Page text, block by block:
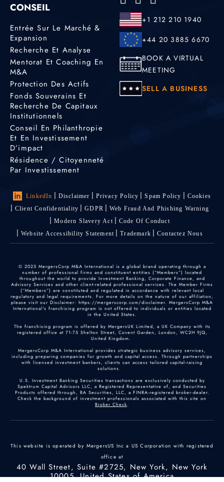
CONSEIL
Entrée Sur Le Marché &
Expansion
Recherche Et Analyse
Mentorat Et Coaching En
M&A
Protection Des Actifs
Fonds Souverains Et
Recherche De Capitaux
Institutionnels
Conseil En Philanthropie
Et En Investissement
D’impact
Résidence / Citoyenneté
Par Investissement
+1 212 210 1940
+44 20 3885 6670
BOOK A VIRTUAL
MEETING
SELL A BUSINESS
LinkedIn Disclaimer Privacy Policy Spam Policy
Cookies
Client Confidentiality
GDPR
Web Fraud And Phishing Warning
Modern Slavery Act
Code Of Conduct
Website Accessibility Statement
Trademark Contactez Nous
© 2025 MergersCorp M&A International is a global brand operating through a
number of professional firms and constituent entities (“Members”) located
throughout the world to provide Investment Banking, Corporate Finance, and
Advisory Services and other client-related professional services. The Member Firms
(“Members”) are constituted and regulated in accordance with relevant local
regulatory and legal requirements. For more details on the nature of our affiliation,
please visit our Disclaimer: https://mergerscorp.com/disclaimer. MergersCorp M&A
International's franchising program is not offered to individuals or entities located
in the United States.
The franchising program is offered by MergersUK Limited, a UK Company with its
registered office at 71-75 Shelton Street, Covent Garden, London, WC2H 9JQ,
United Kingdom.
MergersCorp M&A International provides strategic business advisory services,
including preparing companies for growth and capital access. Through partnerships
with licensed investment bankers, clients can access tailored capital-raising
solutions.
U.S. Investment Banking Securities transactions are exclusively conducted by
Spektrum Capital Advisors LLC, a Registered Representative of, and Securities
Products offered through, BA Securities, LLC, a FINRA-registered broker-dealer.
Check the background of investment professionals associated with this site on
Broker Check.
This website is operated by MergersUS Inc a US Corporation with registered
office at
40 Wall Street, Suite #2725, New York, New York
10005, United States of America